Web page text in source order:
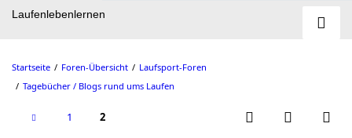
Laufenlebenlernen
Startseite Foren-Übersicht
Laufsport-Foren
Tagebücher / Blogs rund ums Laufen
1 2